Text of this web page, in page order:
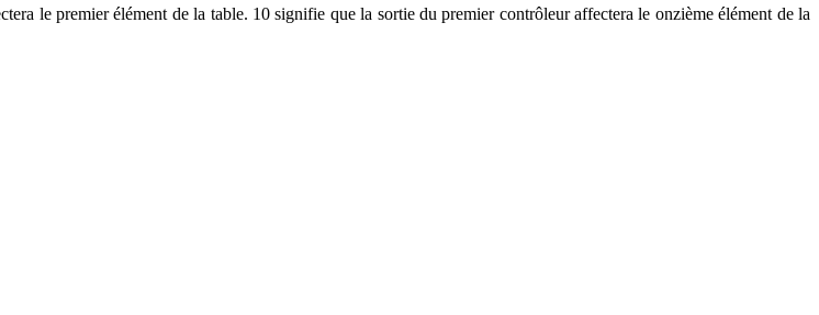
le premier élément de la table. 10 signifie que la sortie du premier contrôleur affectera le onzième élément de la